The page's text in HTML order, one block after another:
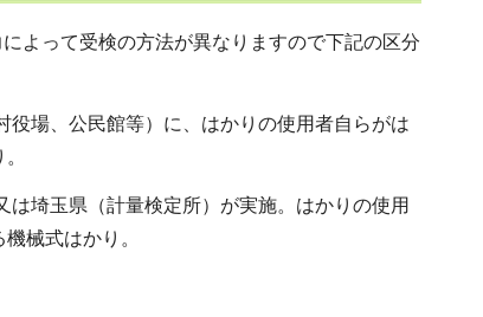
よって受検の方法が異なりますので下記の区分
場、公民館等）に、はかりの使用者自らがは
埼玉県（計量検定所）が実施。はかりの使用
械式はかり。